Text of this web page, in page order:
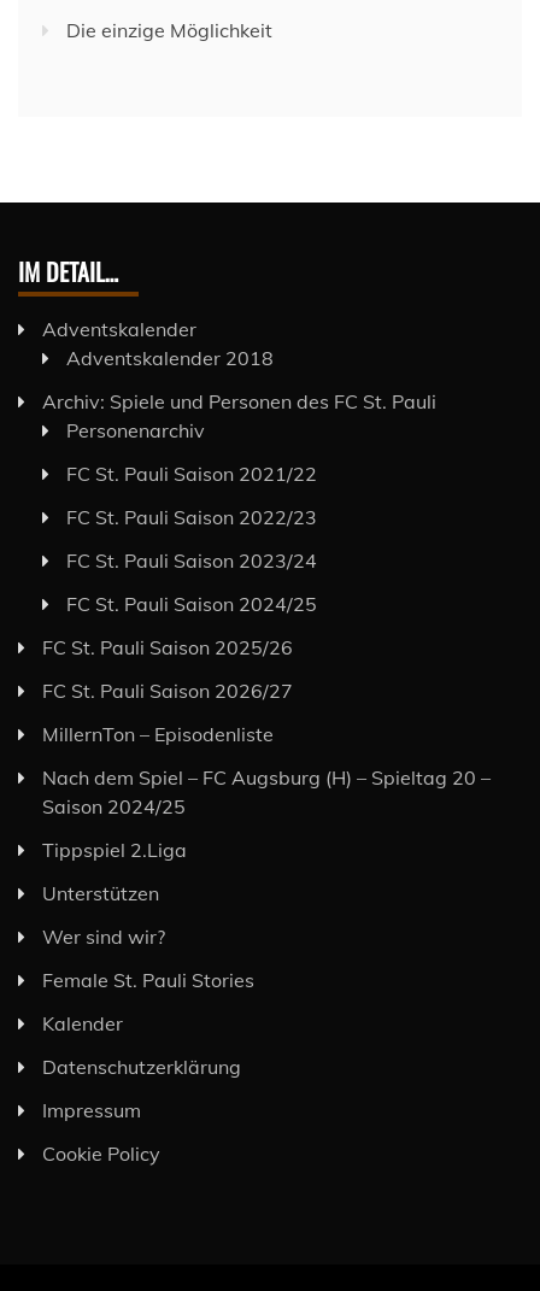
Die einzige Möglichkeit
IM DETAIL…
Adventskalender
Adventskalender 2018
Archiv: Spiele und Personen des FC St. Pauli
Personenarchiv
FC St. Pauli Saison 2021/22
FC St. Pauli Saison 2022/23
FC St. Pauli Saison 2023/24
FC St. Pauli Saison 2024/25
FC St. Pauli Saison 2025/26
FC St. Pauli Saison 2026/27
MillernTon – Episodenliste
Nach dem Spiel – FC Augsburg (H) – Spieltag 20 –
Saison 2024/25
Tippspiel 2.Liga
Unterstützen
Wer sind wir?
Female St. Pauli Stories
Kalender
Datenschutzerklärung
Impressum
Cookie Policy